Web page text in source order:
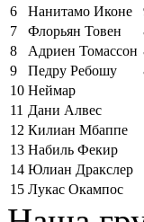
6
Нанитамо Иконе
7
Флорьян Товен
8
Адриен Томассон
9
Педру Ребошу
10 Неймар
11 Дани Алвес
12 Килиан Мбаппе
13 Набиль Фекир
14 Юлиан Дракслер
15 Лукас Окампос